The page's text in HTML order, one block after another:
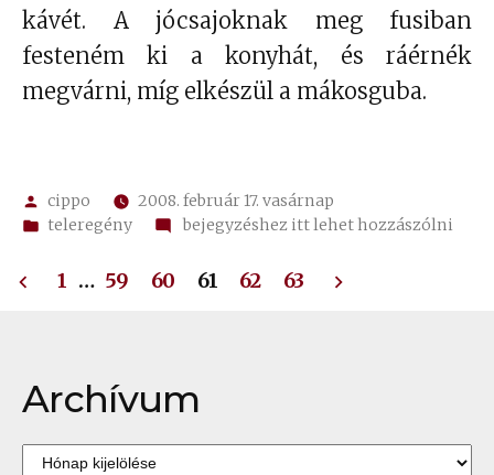
kávét. A jócsajoknak meg fusiban
festeném ki a konyhát, és ráérnék
megvárni, míg elkészül a mákosguba.
Szerző:
cippo
2008. február 17. vasárnap
Kategória:
teleregény
on
39.
bejegyzéshez itt lehet hozzászólni
Bejegyzések
1 … 59 60 61 62 63
Archívum
Archívum